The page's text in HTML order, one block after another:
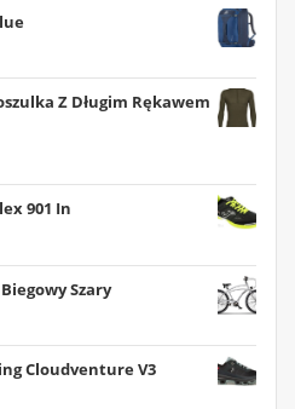
Z Długim Rękawem
901 In
Szary
Cloudventure V3